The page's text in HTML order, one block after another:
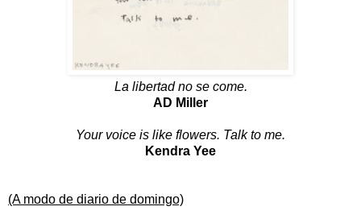
La libertad no se come.
AD Miller
Your voice is like flowers. Talk to me.
Kendra Yee
(A modo de diario de domingo)